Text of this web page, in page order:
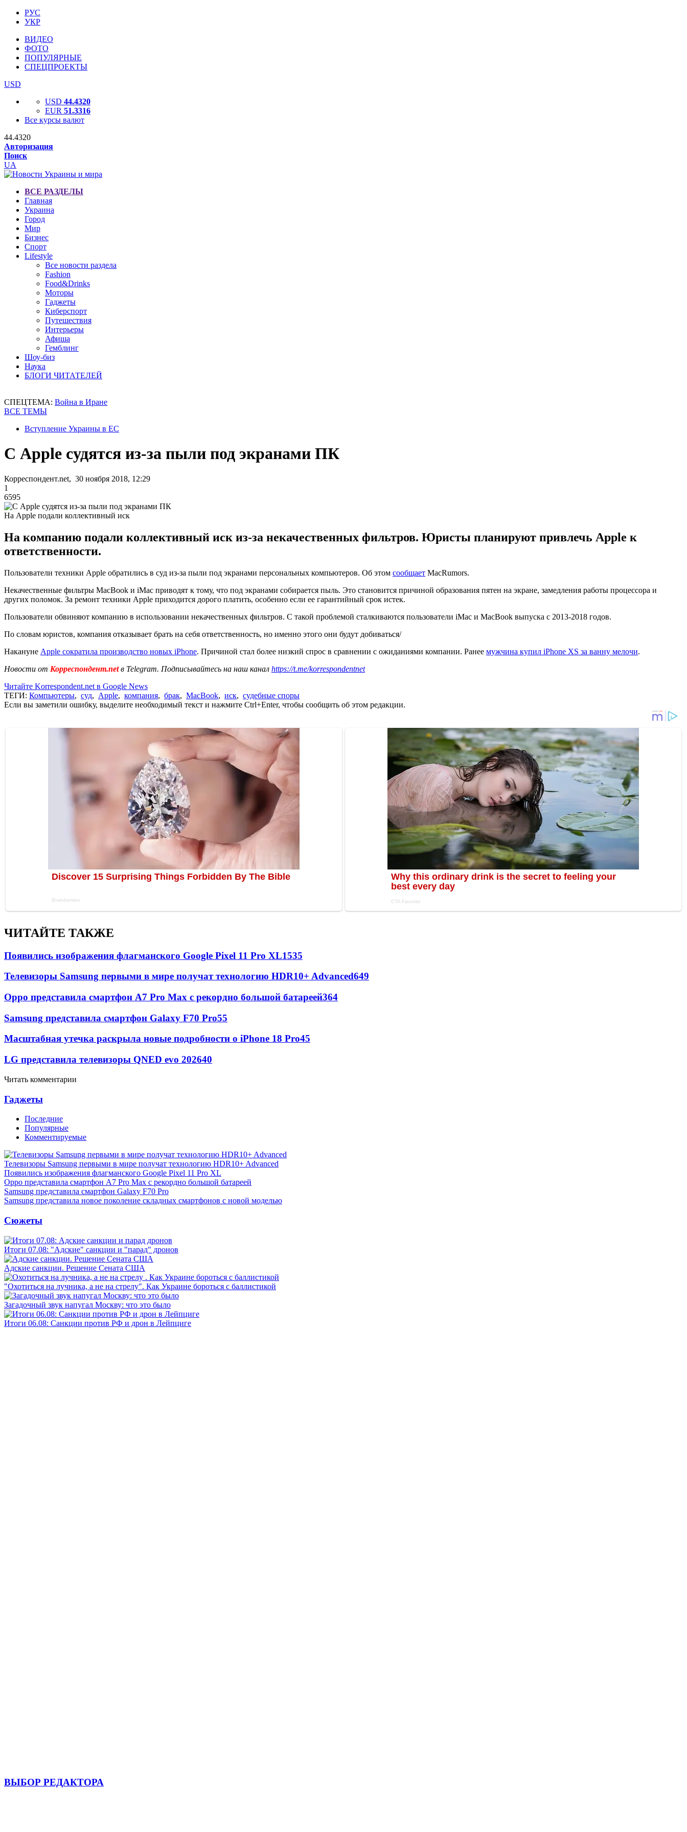
РУС
УКР
ВИДЕО
ФОТО
ПОПУЛЯРНЫЕ
СПЕЦПРОЕКТЫ
USD
USD 44.4320
EUR 51.3316
Все курсы валют
44.4320
Авторизация
Поиск
UA
ВСЕ РАЗДЕЛЫ
Главная
Украина
Город
Мир
Бизнес
Спорт
Lifestyle
Все новости раздела
Fashion
Food&Drinks
Моторы
Гаджеты
Киберспорт
Путешествия
Интерьеры
Афиша
Гемблинг
Шоу-биз
Наука
БЛОГИ ЧИТАТЕЛЕЙ
СПЕЦТЕМА: Война в Иране
ВСЕ ТЕМЫ
Вступление Украины в ЕС
С Apple судятся из-за пыли под экранами ПК
Корреспондент.net, 30 ноября 2018, 12:29
1
6595
На Apple подали коллективный иск
На компанию подали коллективный иск из-за некачественных фильтров. Юристы планируют привлечь Apple к
ответственности.
Пользователи техники Apple обратились в суд из-за пыли под экранами персональных компьютеров. Об этом сообщает MacRumors.
Некачественные фильтры MacBook и iMac приводят к тому, что под экранами собирается пыль. Это становится причиной образования пятен на экране, замедления работы процессора и
других поломок. За ремонт техники Apple приходится дорого платить, особенно если ее гарантийный срок истек.
Пользователи обвиняют компанию в использовании некачественных фильтров. С такой проблемой сталкиваются пользователи iMac и MacBook выпуска с 2013-2018 годов.
По словам юристов, компания отказывает брать на себя ответственность, но именно этого они будут добиваться/
Накануне Apple сократила производство новых iPhone. Причиной стал более низкий спрос в сравнении с ожиданиями компании. Ранее мужчина купил iPhone XS за ванну мелочи.
Новости от Корреспондент.netв Telegram. Подписывайтесь на наш канал https://t.me/korrespondentnet
Читайте Korrespondent.net в Google News
ТЕГИ: Компьютеры, суд, Apple, компания, брак, MacBook, иск, судебные споры
Если вы заметили ошибку, выделите необходимый текст и нажмите Ctrl+Enter, чтобы сообщить об этом редакции.
ЧИТАЙТЕ ТАКЖЕ
Появились изображения флагманского Google Pixel 11 Pro XL1535
Телевизоры Samsung первыми в мире получат технологию HDR10+ Advanced649
Oppo представила смартфон A7 Pro Max с рекордно большой батареей364
Samsung представила смартфон Galaxy F70 Pro55
Масштабная утечка раскрыла новые подробности о iPhone 18 Pro45
LG представила телевизоры QNED evo 202640
Читать комментарии
Гаджеты
Последние
Популярные
Комментируемые
Телевизоры Samsung первыми в мире получат технологию HDR10+ Advanced
Появились изображения флагманского Google Pixel 11 Pro XL
Oppo представила смартфон A7 Pro Max с рекордно большой батареей
Samsung представила смартфон Galaxy F70 Pro
Samsung представила новое поколение складных смартфонов с новой моделью
Сюжеты
Итоги 07.08: "Адские" санкции и "парад" дронов
Адские санкции. Решение Сената США
"Охотиться на лучника, а не на стрелу". Как Украине бороться с баллистикой
Загадочный звук напугал Москву: что это было
Итоги 06.08: Санкции против РФ и дрон в Лейпциге
ВЫБОР РЕДАКТОРА